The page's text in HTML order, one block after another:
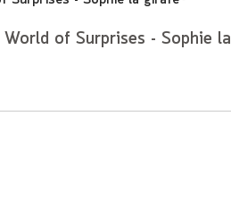
World of Surprises - Sophie la